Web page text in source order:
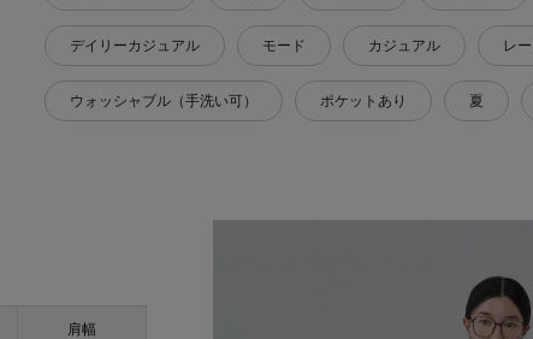
デイリーカジュアル モード カジュアル レ
ウォッシャブル（手洗い可） ポケットあり 夏
肩幅